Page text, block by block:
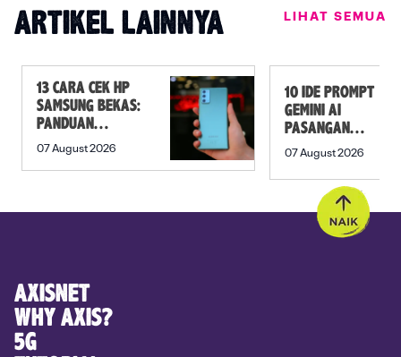
ARTIKEL LAINNYA LIHAT SEMUA
13 CARA CEK HP
SAMSUNG BEKAS:
PANDUAN
SEBELUM
07 August 2026
10 IDE PROMPT
GEMINI AI
PASANGAN
PREWEDDING
07 August 2026
AXISNET
WHY AXIS?
5G